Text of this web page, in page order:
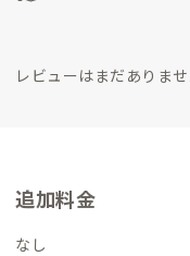
レビューはまだありま
追加料金
なし